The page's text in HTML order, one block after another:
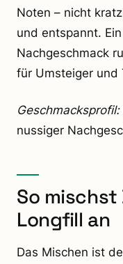
Noten – nicht
und entspannt.
Nachgeschmack
für Umsteiger und
Geschmacksprofil:
nussiger
So mischst
Longfill an
Das Mischen ist